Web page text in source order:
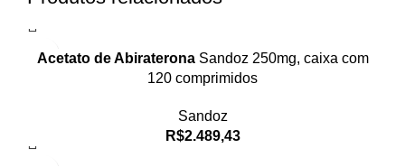
Acetato de AbirateronaSandoz 250mg, caixa com
120 comprimidos
Sandoz
R$2.489,43